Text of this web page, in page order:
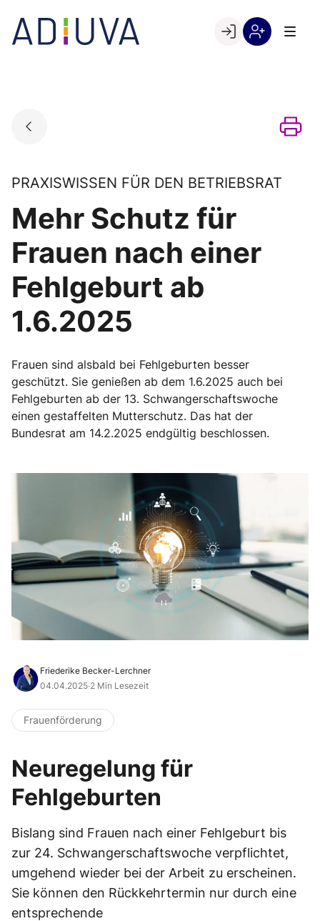
content
Go to landing page.
PRAXISWISSEN FÜR DEN BETRIEBSRAT
Mehr Schutz für
Frauen nach einer
Fehlgeburt ab
1.6.2025
Frauen sind alsbald bei Fehlgeburten besser
geschützt. Sie genießen ab dem 1.6.2025 auch bei
Fehlgeburten ab der 13. Schwangerschaftswoche
einen gestaffelten Mutterschutz. Das hat der
Bundesrat am 14.2.2025 endgültig beschlossen.
Friederike Becker-Lerchner
04.04.2025·2 Min Lesezeit
Frauenförderung
Neuregelung für
Fehlgeburten
Bislang sind Frauen nach einer Fehlgeburt bis
zur 24. Schwangerschaftswoche verpflichtet,
umgehend wieder bei der Arbeit zu erscheinen.
Sie können den Rückkehrtermin nur durch eine
entsprechende